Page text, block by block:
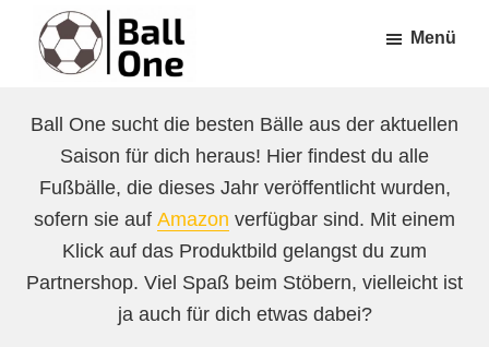
Inhalt
springen
Fußzeile
springen
One
Fußball!
Menü
Ball One sucht die besten Bälle aus der aktuellen
Saison für dich heraus! Hier findest du alle
Fußbälle, die dieses Jahr veröffentlicht wurden,
sofern sie auf Amazon verfügbar sind. Mit einem
Klick auf das Produktbild gelangst du zum
Partnershop. Viel Spaß beim Stöbern, vielleicht ist
ja auch für dich etwas dabei?